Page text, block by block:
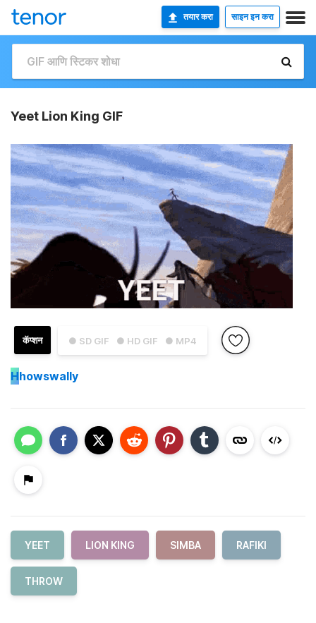
तयार करा साइन इन करा
Yeet Lion King GIF
● SD GIF ● HD GIF ● MP4
कॅप्शन
Hhowswally
YEET LION KING SIMBA RAFIKI
THROW